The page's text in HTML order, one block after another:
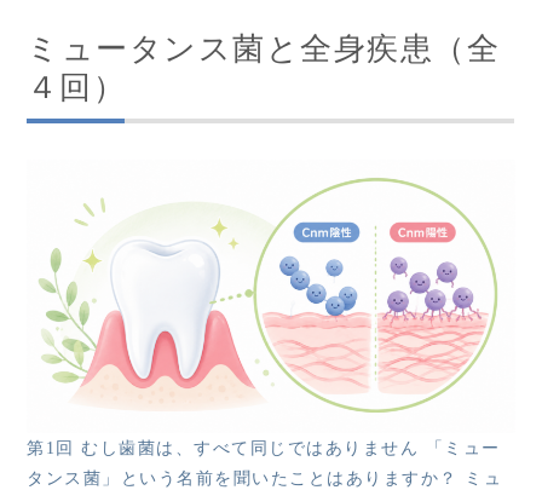
ミュータンス菌と全身疾患（全
４回）
第1回 むし歯菌は、すべて同じではありません 「ミュー
タンス菌」という名前を聞いたことはありますか？ ミュ